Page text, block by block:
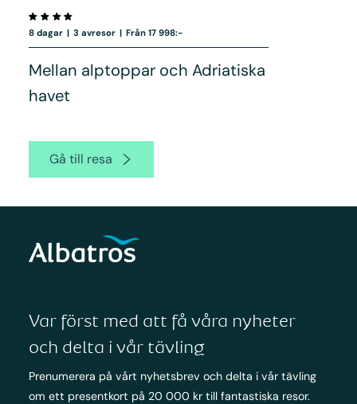
8 dagar | 3 avresor | Från 17 998:-
Mellan alptoppar och Adriatiska
havet
Gå till resa
Var först med att få våra nyheter
och delta i vår tävling
Prenumerera på vårt nyhetsbrev och delta i vår tävling
om ett presentkort på 20 000 kr till fantastiska resor.